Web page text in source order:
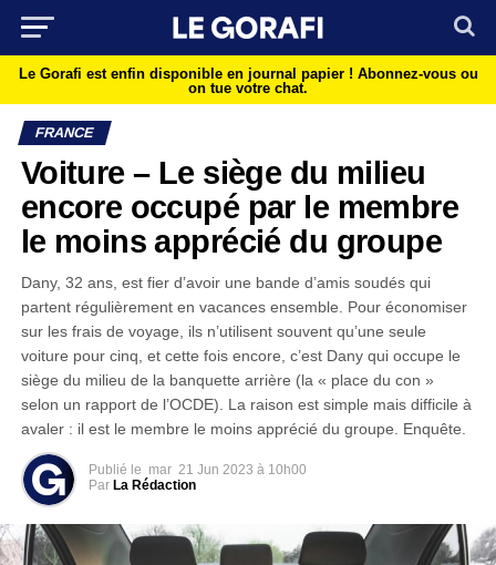
Le Gorafi est enfin disponible en journal papier ! Abonnez-vous ou
on tue votre chat.
FRANCE
Voiture – Le siège du milieu
encore occupé par le membre
le moins apprécié du groupe
Dany, 32 ans, est fier d’avoir une bande d’amis soudés qui
partent régulièrement en vacances ensemble. Pour économiser
sur les frais de voyage, ils n’utilisent souvent qu’une seule
voiture pour cinq, et cette fois encore, c’est Dany qui occupe le
siège du milieu de la banquette arrière (la « place du con »
selon un rapport de l’OCDE). La raison est simple mais difficile à
avaler : il est le membre le moins apprécié du groupe. Enquête.
Publié le mar 21 Jun 2023 à 10h00
Par La Rédaction